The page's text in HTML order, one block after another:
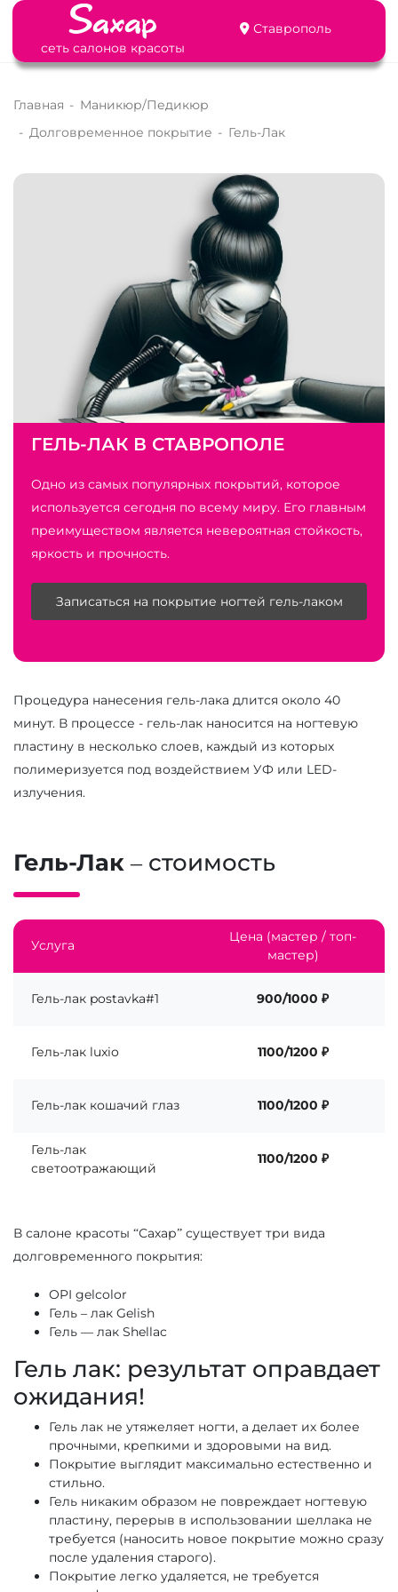
сеть салонов красоты
Ставрополь
Главная - Маникюр/Педикюр
- Долговременное покрытие - Гель-Лак
ГЕЛЬ-ЛАК В СТАВРОПОЛЕ
Одно из самых популярных покрытий, которое
используется сегодня по всему миру. Его главным
преимуществом является невероятная стойкость,
яркость и прочность.
Записаться на покрытие ногтей гель-лаком
Процедура нанесения гель-лака длится около 40
минут. В процессе - гель-лак наносится на ногтевую
пластину в несколько слоев, каждый из которых
полимеризуется под воздействием УФ или LED-
излучения.
Гель-Лак– стоимость
Услуга
Цена (мастер / топ-
мастер)
Гель-лак postavka#1 900/1000 ₽
Гель-лак luxio 1100/1200 ₽
Гель-лак кошачий глаз 1100/1200 ₽
Гель-лак
светоотражающий
1100/1200 ₽
В салоне красоты “Сахар” существует три вида
долговременного покрытия:
OPI gelcolor
Гель – лак Gelish
Гель — лак Shellac
Гель лак: результат оправдает
ожидания!
Гель лак не утяжеляет ногти, а делает их более
прочными, крепкими и здоровыми на вид.
Покрытие выглядит максимально естественно и
стильно.
Гель никаким образом не повреждает ногтевую
пластину, перерыв в использовании шеллака не
требуется (наносить новое покрытие можно сразу
после удаления старого).
Покрытие легко удаляется, не требуется